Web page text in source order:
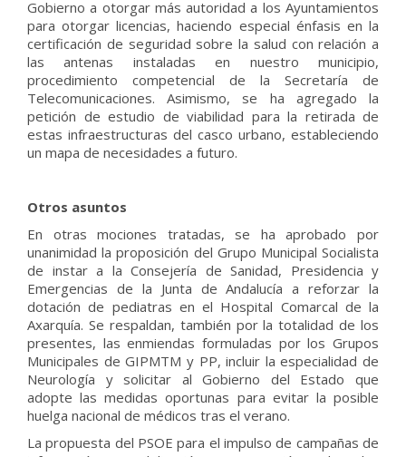
Gobierno a otorgar más autoridad a los Ayuntamientos
para otorgar licencias, haciendo especial énfasis en la
certificación de seguridad sobre la salud con relación a
las antenas instaladas en nuestro municipio,
procedimiento competencial de la Secretaría de
Telecomunicaciones. Asimismo, se ha agregado la
petición de estudio de viabilidad para la retirada de
estas infraestructuras del casco urbano, estableciendo
un mapa de necesidades a futuro.
Otros asuntos
En otras mociones tratadas, se ha aprobado por
unanimidad la proposición del Grupo Municipal Socialista
de instar a la Consejería de Sanidad, Presidencia y
Emergencias de la Junta de Andalucía a reforzar la
dotación de pediatras en el Hospital Comarcal de la
Axarquía. Se respaldan, también por la totalidad de los
presentes, las enmiendas formuladas por los Grupos
Municipales de GIPMTM y PP, incluir la especialidad de
Neurología y solicitar al Gobierno del Estado que
adopte las medidas oportunas para evitar la posible
huelga nacional de médicos tras el verano.
La propuesta del PSOE para el impulso de campañas de